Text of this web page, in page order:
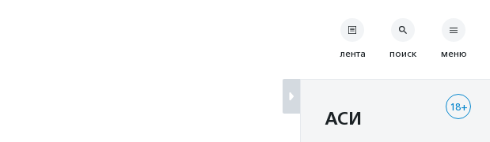
лента поиск меню
18+
АСИ